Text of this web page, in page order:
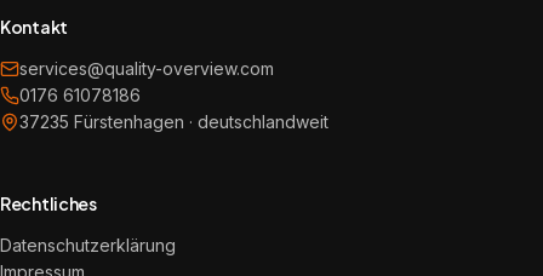
Kontakt
services@quality-overview.com
0176 61078186
37235 Fürstenhagen · deutschlandweit
Rechtliches
Datenschutzerklärung